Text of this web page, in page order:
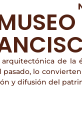
de
lo
y difusión del